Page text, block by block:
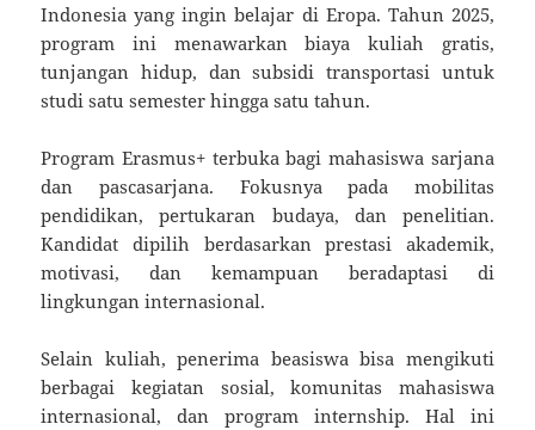
Indonesia yang ingin belajar di Eropa. Tahun 2025,
program ini menawarkan biaya kuliah gratis,
tunjangan hidup, dan subsidi transportasi untuk
studi satu semester hingga satu tahun.
Program Erasmus+ terbuka bagi mahasiswa sarjana
dan pascasarjana. Fokusnya pada mobilitas
pendidikan, pertukaran budaya, dan penelitian.
Kandidat dipilih berdasarkan prestasi akademik,
motivasi, dan kemampuan beradaptasi di
lingkungan internasional.
Selain kuliah, penerima beasiswa bisa mengikuti
berbagai kegiatan sosial, komunitas mahasiswa
internasional, dan program internship. Hal ini